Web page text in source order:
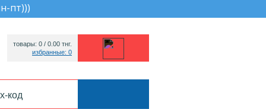
пт)))
товары: 0 / 0.00 тнг.
избранные: 0